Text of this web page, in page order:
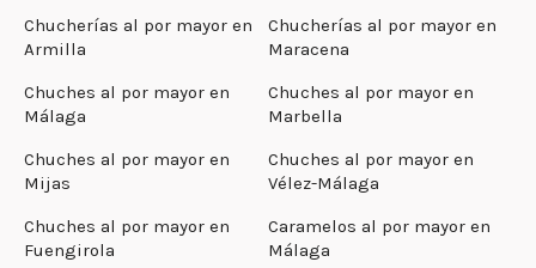
Chucherías al por mayor en
Armilla
Chucherías al por mayor en
Maracena
Chuches al por mayor en
Málaga
Chuches al por mayor en
Marbella
Chuches al por mayor en
Mijas
Chuches al por mayor en
Vélez-Málaga
Chuches al por mayor en
Fuengirola
Caramelos al por mayor en
Málaga